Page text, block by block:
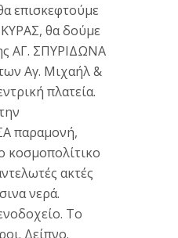
επισκεφτούμε
θα δούμε
ΑΓ. ΣΠΥΡΙΔΩΝΑ
Αγ. Μιχαήλ &
πλατεία.
παραμονή,
κοσμοπολίτικο
ακτές
νερά.
Το
Δείπνο.